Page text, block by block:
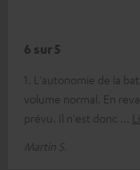
6 sur 5
1. L'autonomie de la
volume normal. En
prévu. Il n'est donc
Martin S.